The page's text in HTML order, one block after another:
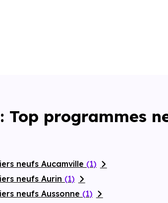
programmes
neufs Aucamville (1)
neufs Aurin (1)
neufs Aussonne (1)